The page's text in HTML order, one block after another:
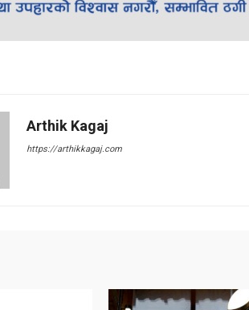
Arthik Kagaj
https://arthikkagaj.com